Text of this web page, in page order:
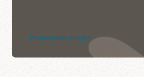
Produktdetails anzeigen